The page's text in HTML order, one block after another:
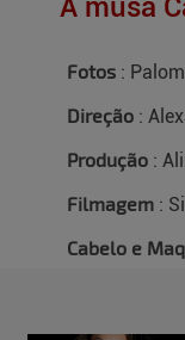
A musa
Fotos :
Direção :
Produção :
Filmagem :
Cabelo e